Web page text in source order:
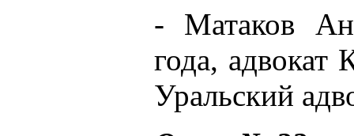
- Матаков
года,
Уральский